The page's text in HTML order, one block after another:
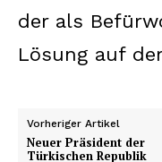
der als
Lösung auf
Vorheriger Artikel
Neuer Präsident der
Türkischen Republik